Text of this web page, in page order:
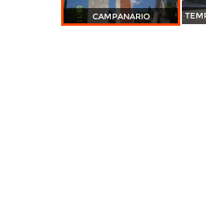
CAMPANARIO